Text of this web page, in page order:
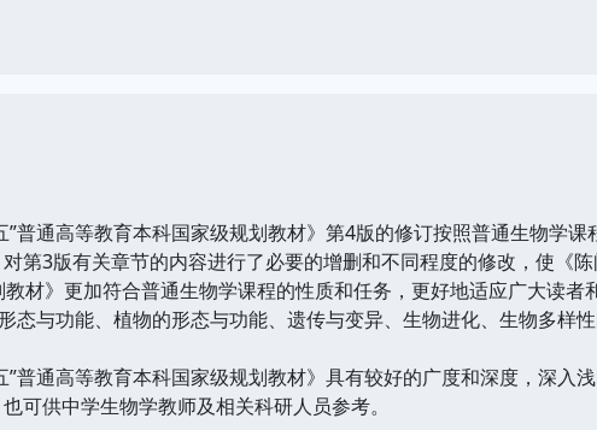
通高等教育本科国家级规划教材》第4版的修订按照普通生物学课
第3版有关章节的内容进行了必要的增删和不同程度的修改，使《
材》更加符合普通生物学课程的性质和任务，更好地适应广大读者
与功能、植物的形态与功能、遗传与变异、生物进化、生物多样
通高等教育本科国家级规划教材》具有较好的广度和深度，深入
可供中学生物学教师及相关科研人员参考。